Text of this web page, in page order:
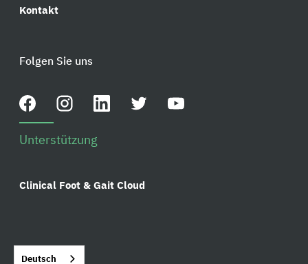
Kontakt
Folgen Sie uns
Unterstützung
Clinical Foot & Gait Cloud
Deutsch